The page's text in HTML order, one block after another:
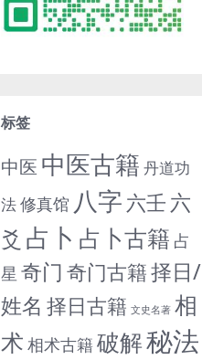
标签
中医 中医古籍 丹道功
法修真馆 八字 六壬 六
爻 占卜 占卜古籍 占
星 奇门 奇门古籍择日/
姓名 择日古籍 文史名著 相
术 相术古籍破解秘法